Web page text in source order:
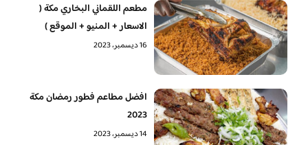
مطعم اللقماني البخاري مكة (
الاسعار + المنيو + الموقع )
16 ديسمبر، 2023
افضل مطاعم فطور رمضان مكة
2023
14 ديسمبر، 2023